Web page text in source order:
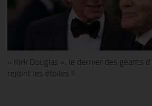
« Kirk Douglas », le dernier des géants
rejoint les étoiles !!